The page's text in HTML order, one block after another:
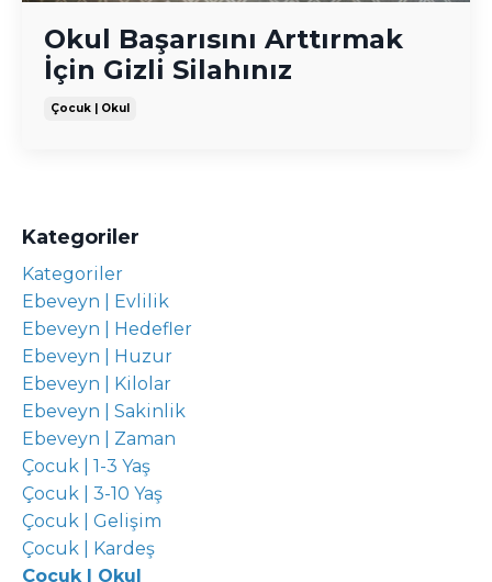
Okul Başarısını Arttırmak
İçin Gizli Silahınız
Çocuk | Okul
Kategoriler
Kategoriler
Ebeveyn | Evlilik
Ebeveyn | Hedefler
Ebeveyn | Huzur
Ebeveyn | Kilolar
Ebeveyn | Sakinlik
Ebeveyn | Zaman
Çocuk | 1-3 Yaş
Çocuk | 3-10 Yaş
Çocuk | Gelişim
Çocuk | Kardeş
Çocuk | Okul